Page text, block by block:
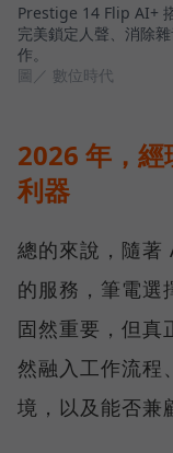
Prestige 14 Flip AI+
完美鎖定人聲、消除
作。
圖／ 數位時代
2026 年，
利器
總的來說，隨著
的服務，筆電選
固然重要，但真
然融入工作流程
境，以及能否兼